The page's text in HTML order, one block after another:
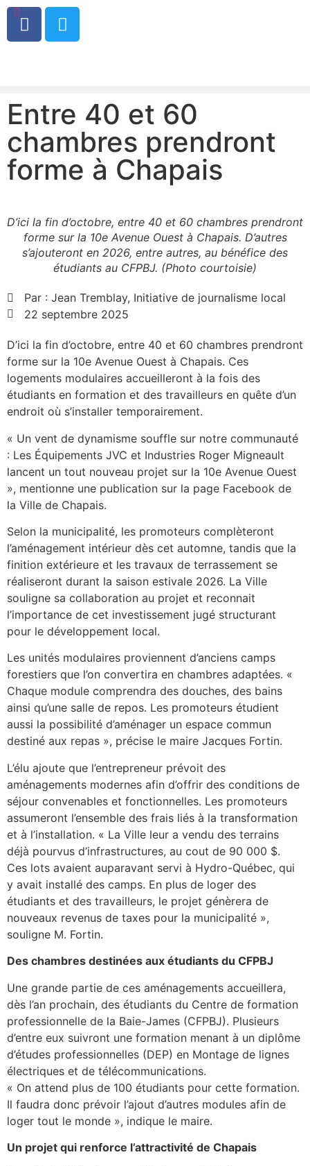
0
Entre 40 et 60
chambres prendront
forme à Chapais
D’ici la fin d’octobre, entre 40 et 60 chambres prendront
forme sur la 10e Avenue Ouest à Chapais. D’autres
s’ajouteront en 2026, entre autres, au bénéfice des
étudiants au CFPBJ. (Photo courtoisie)
Par : Jean Tremblay, Initiative de journalisme local
22 septembre 2025
D’ici la fin d’octobre, entre 40 et 60 chambres prendront
forme sur la 10e Avenue Ouest à Chapais. Ces
logements modulaires accueilleront à la fois des
étudiants en formation et des travailleurs en quête d’un
endroit où s’installer temporairement.
« Un vent de dynamisme souffle sur notre communauté
: Les Équipements JVC et Industries Roger Migneault
lancent un tout nouveau projet sur la 10e Avenue Ouest
», mentionne une publication sur la page Facebook de
la Ville de Chapais.
Selon la municipalité, les promoteurs complèteront
l’aménagement intérieur dès cet automne, tandis que la
finition extérieure et les travaux de terrassement se
réaliseront durant la saison estivale 2026. La Ville
souligne sa collaboration au projet et reconnait
l’importance de cet investissement jugé structurant
pour le développement local.
Les unités modulaires proviennent d’anciens camps
forestiers que l’on convertira en chambres adaptées. «
Chaque module comprendra des douches, des bains
ainsi qu’une salle de repos. Les promoteurs étudient
aussi la possibilité d’aménager un espace commun
destiné aux repas », précise le maire Jacques Fortin.
L’élu ajoute que l’entrepreneur prévoit des
aménagements modernes afin d’offrir des conditions de
séjour convenables et fonctionnelles. Les promoteurs
assumeront l’ensemble des frais liés à la transformation
et à l’installation. « La Ville leur a vendu des terrains
déjà pourvus d’infrastructures, au cout de 90 000 $.
Ces lots avaient auparavant servi à Hydro-Québec, qui
y avait installé des camps. En plus de loger des
étudiants et des travailleurs, le projet génèrera de
nouveaux revenus de taxes pour la municipalité »,
souligne M. Fortin.
Des chambres destinées aux étudiants du CFPBJ
Une grande partie de ces aménagements accueillera,
dès l’an prochain, des étudiants du Centre de formation
professionnelle de la Baie-James (CFPBJ). Plusieurs
d’entre eux suivront une formation menant à un diplôme
d’études professionnelles (DEP) en Montage de lignes
électriques et de télécommunications.
« On attend plus de 100 étudiants pour cette formation.
Il faudra donc prévoir l’ajout d’autres modules afin de
loger tout le monde », indique le maire.
Un projet qui renforce l’attractivité de Chapais